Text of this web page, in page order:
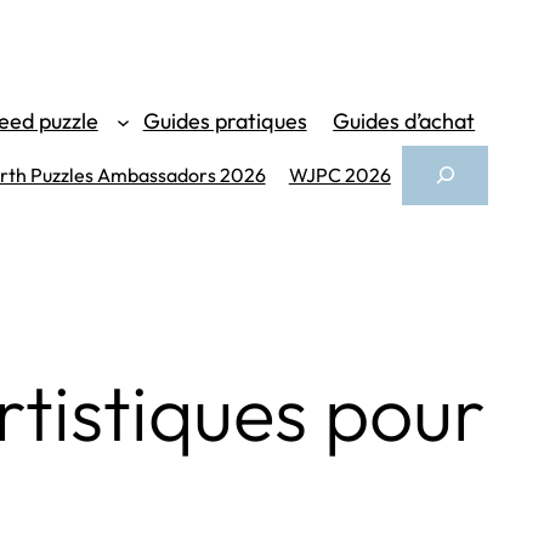
puzzle Guides pratiques Guides d’achat
Puzzles Ambassadors 2026 WJPC 2026
Search
pour